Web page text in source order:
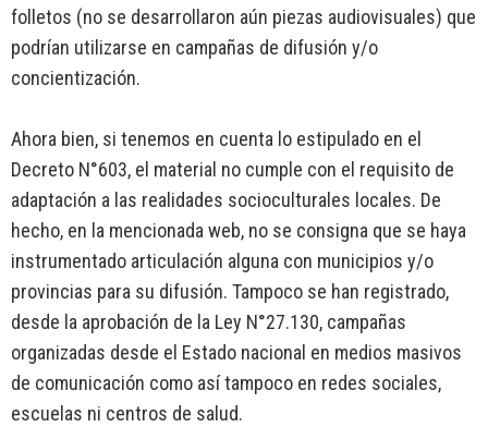
folletos (no se desarrollaron aún piezas audiovisuales) que
podrían utilizarse en campañas de difusión y/o
concientización.
Ahora bien, si tenemos en cuenta lo estipulado en el
Decreto N°603, el material no cumple con el requisito de
adaptación a las realidades socioculturales locales. De
hecho, en la mencionada web, no se consigna que se haya
instrumentado articulación alguna con municipios y/o
provincias para su difusión. Tampoco se han registrado,
desde la aprobación de la Ley N°27.130, campañas
organizadas desde el Estado nacional en medios masivos
de comunicación como así tampoco en redes sociales,
escuelas ni centros de salud.